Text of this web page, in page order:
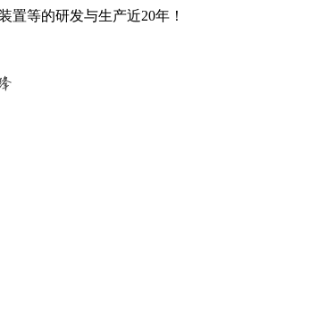
等的研发与生产近20年！